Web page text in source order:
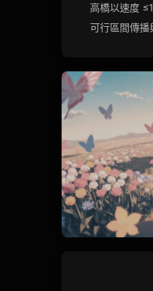
高橋以速度
可行區間傳播